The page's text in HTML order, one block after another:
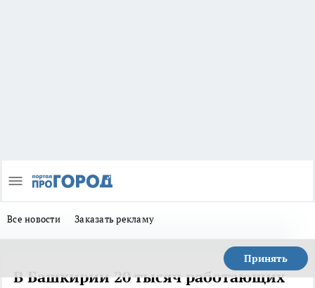
Все новости Заказать рекламу
Принять
В Башкирии 20 тысяч работающих